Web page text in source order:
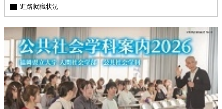
進路就職状況